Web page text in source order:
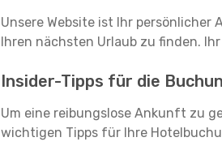
Unsere Website ist Ihr persönlicher
Ihren nächsten Urlaub zu finden.
Insider-Tipps für die
Um eine reibungslose Ankunft zu
wichtigen Tipps für Ihre